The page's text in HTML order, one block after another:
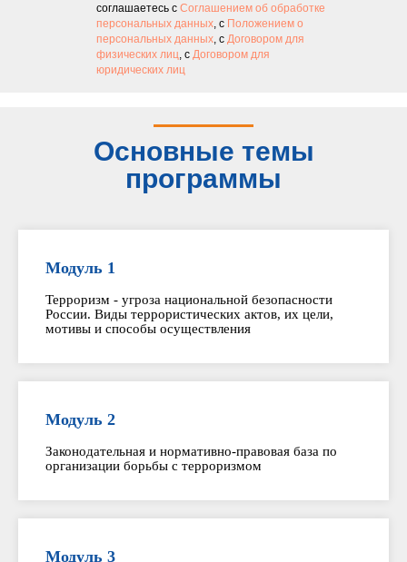
соглашаетесь с Соглашением об обработке
персональных данных, с Положением о
персональных данных, с Договором для
физических лиц, с Договором для
юридических лиц
Основные темы
программы
Модуль 1
Терроризм - угроза национальной безопасности
России. Виды террористических актов, их цели,
мотивы и способы осуществления
Модуль 2
Законодательная и нормативно-правовая база по
организации борьбы с терроризмом
Модуль 3